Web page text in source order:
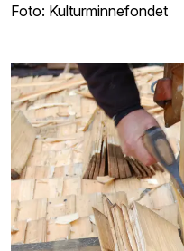
Foto: Kulturminnefondet